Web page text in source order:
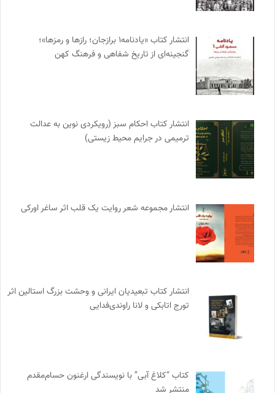
انتشار کتاب «یادنامه۱ برازجان؛ رازها و رمزها»؛
گنجینه‌ای از تاریخ شفاهی و فرهنگ کهن
انتشار کتاب احکام سبز (رویکردی نوین به عدالت
ترمیمی در جرایم محیط‌ زیستی)
انتشار مجموعه شعر روایت یک قلب اثر ساغر اورکی
انتشار کتاب تبعیدیان ایرانی و وحشت بزرگ استالین اثر
تورج اتابکی و لانا راوندی‌فدایی
کتاب “کلاغ آبی” با نویسندگی ارغنون حسام‌مقدم
منتشر شد